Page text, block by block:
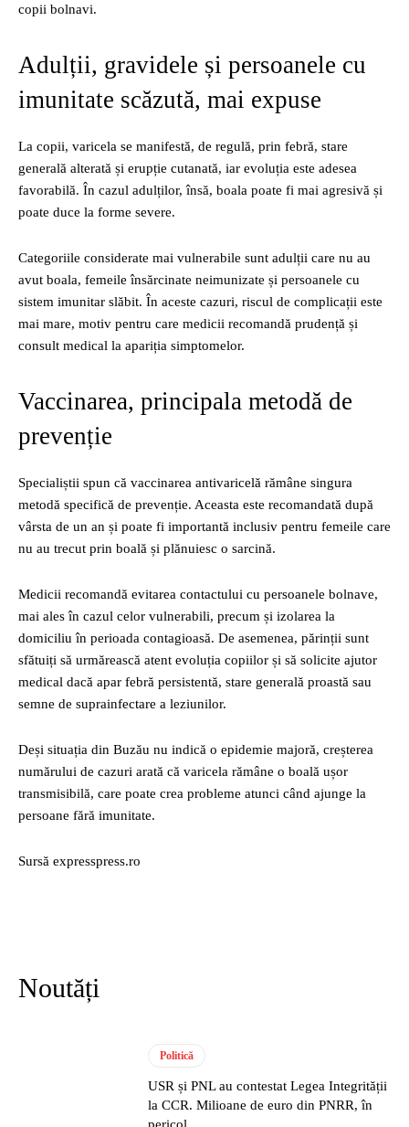
copii bolnavi.
Adulții, gravidele și persoanele cu
imunitate scăzută, mai expuse
La copii, varicela se manifestă, de regulă, prin febră, stare
generală alterată și erupție cutanată, iar evoluția este adesea
favorabilă. În cazul adulților, însă, boala poate fi mai agresivă și
poate duce la forme severe.
Categoriile considerate mai vulnerabile sunt adulții care nu au
avut boala, femeile însărcinate neimunizate și persoanele cu
sistem imunitar slăbit. În aceste cazuri, riscul de complicații este
mai mare, motiv pentru care medicii recomandă prudență și
consult medical la apariția simptomelor.
Vaccinarea, principala metodă de
prevenție
Specialiștii spun că vaccinarea antivaricelă rămâne singura
metodă specifică de prevenție. Aceasta este recomandată după
vârsta de un an și poate fi importantă inclusiv pentru femeile care
nu au trecut prin boală și plănuiesc o sarcină.
Medicii recomandă evitarea contactului cu persoanele bolnave,
mai ales în cazul celor vulnerabili, precum și izolarea la
domiciliu în perioada contagioasă. De asemenea, părinții sunt
sfătuiți să urmărească atent evoluția copiilor și să solicite ajutor
medical dacă apar febră persistentă, stare generală proastă sau
semne de suprainfectare a leziunilor.
Deși situația din Buzău nu indică o epidemie majoră, creșterea
numărului de cazuri arată că varicela rămâne o boală ușor
transmisibilă, care poate crea probleme atunci când ajunge la
persoane fără imunitate.
Sursă expresspress.ro
Noutăți
Politică
USR și PNL au contestat Legea Integrității
la CCR. Milioane de euro din PNRR, în
pericol